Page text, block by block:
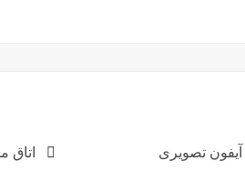
آیفون تصویری اتاق